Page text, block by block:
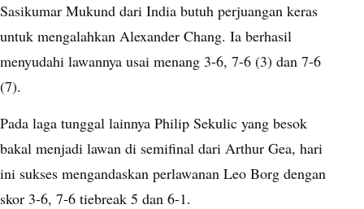
Sasikumar Mukund dari India butuh perjuangan keras
untuk mengalahkan Alexander Chang. Ia berhasil
menyudahi lawannya usai menang 3-6, 7-6 (3) dan 7-6
(7).
Pada laga tunggal lainnya Philip Sekulic yang besok
bakal menjadi lawan di semifinal dari Arthur Gea, hari
ini sukses mengandaskan perlawanan Leo Borg dengan
skor 3-6, 7-6 tiebreak 5 dan 6-1.